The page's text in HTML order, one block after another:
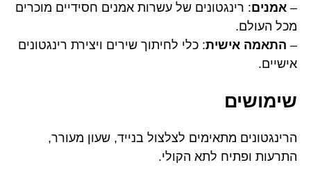
– אמנים: רינגטונים של עשרות אמנים חסידיים מוכרים
מכל העולם.
– התאמה אישית: כלי לחיתוך שירים ויצירת רינגטונים
אישיים.
שימושים
הרינגטונים מתאימים לצלצול בנייד, שעון מעורר,
התרעות ופתיח לתא הקולי.